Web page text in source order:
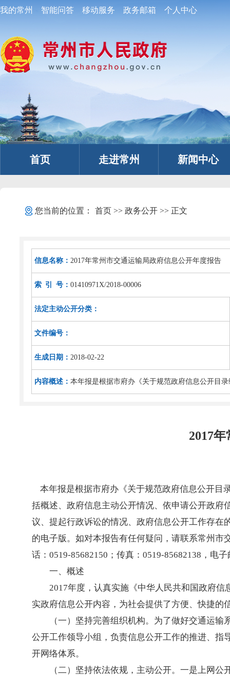
我的常州 智能问答 移动服务 政务邮箱 个人中心
首页 走进常州 新闻中心
您当前的位置： 首页>> 政务公开>> 正文
信息名称： 2017年常州市交通运输局政府信息公开年度报告
索 引 号： 01410971X/2018-00006
法定主动公开分类：
文件编号：
生成日期： 2018-02-22
内容概述： 本年报是根据市府办《关于规范政府信息公开目
2017
本年报是根据市府办《关于规范政府信息公开目
括概述、政府信息主动公开情况、依申请公开政
议、提起行政诉讼的情况、政府信息公开工作存在
的电子版。如对本报告有任何疑问，请联系常州市
话：0519-85682150；传真：0519-85682138，电
一、概述
2017年度，认真实施《中华人民共和国政府
实政府信息公开内容，为社会提供了方便、快捷
（一）坚持完善组织机构。为了做好交通运
公开工作领导小组，负责信息公开工作的推进、
开网络体系。
（二）坚持依法依规，主动公开。一是上网